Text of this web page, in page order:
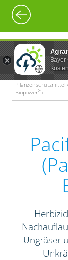
Bayer
Pflanzenschutzmittel
Biopower®)
Ungräser